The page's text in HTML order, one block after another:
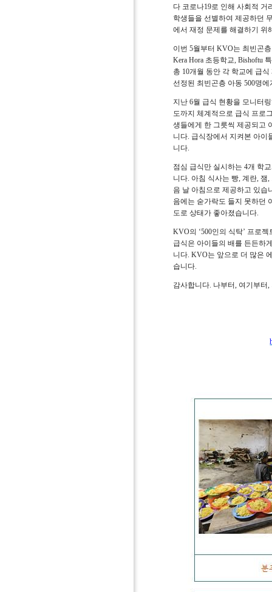
다 코로나19로 인해 사회적 거
학생들을 선별하여 제공하던
에서 재정 문제를 해결하기 위
이번 5월부터 KVO는 최빈곤
Kera Hora 초등학교, Bishoftu
총 10개월 동안 각 학교에 급
선정된 최빈곤층 아동 500명에
지난 6월 급식 현황을 모니터
도까지 체계적으로 급식 프로
생들에게 한 그릇씩 제공되고
니다. 급식장에서 지켜본 아이
니다.
점심 급식만 실시하는 4개 학
니다. 아침 식사는 빵, 계란, 잼,
음 날 아침으로 제공하고 있습
음에는 숟가락도 들지 못하던
도로 상태가 좋아졌습니다.
KVO의 ‘500인의 식탁’ 프로젝
급식은 아이들의 배를 든든하
니다. KVO는 앞으로 더 많은
습니다.
감사합니다. 나부터, 여기부터,